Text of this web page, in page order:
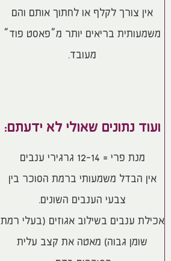
אין צורך לקלף או לחתוך אותם והם
משמעותית בריאים יותר מ”פאסט פוד”
מעובד.
ועוד נתונים שאולי לא ידעתם:
מנת פרי = 12-14 גרגירי ענבים
אין הבדל משמעותי ברמת הסוכר בין
צבעי הענבים השונים.
אכילת ענבים בשילוב אגוזים (בעלי רמת
שומן גבוה) מאטה את קצב עלית